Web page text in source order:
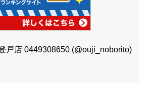
戸店 0449308650 (@ouji_noborito)